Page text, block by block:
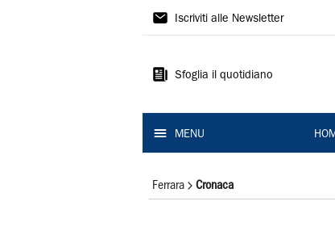
La
Ferrara
Iscriviti alle Newsletter
Sfoglia il quotidiano
MENU
Ferrara Cronaca